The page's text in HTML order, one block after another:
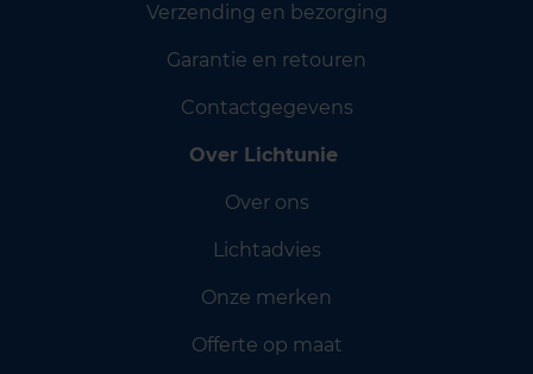
Verzending en bezorging
Garantie en retouren
Contactgegevens
Over Lichtunie
Over ons
Lichtadvies
Onze merken
Offerte op maat